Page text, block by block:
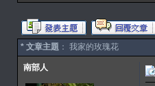
* 文章主題 ： 我家的玫瑰花
南部人